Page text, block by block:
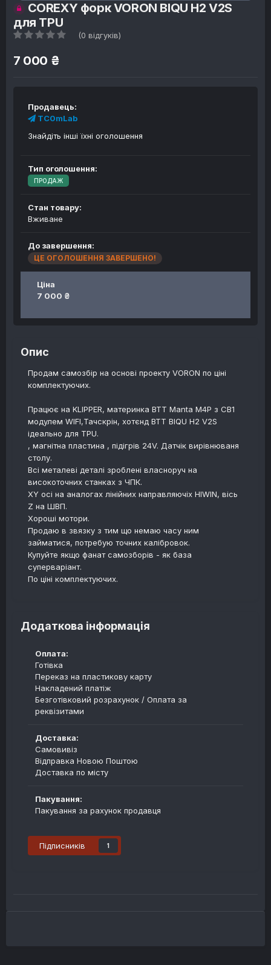
COREXY форк VORON BIQU H2 V2S
для TPU
(0 відгуків)
7 000 ₴
Продавець:
TC0mLab
Знайдіть інші їхні оголошення
Тип оголошення:
ПРОДАЖ
Стан товару:
Вживане
До завершення:
ЦЕ ОГОЛОШЕННЯ ЗАВЕРШЕНО!
Ціна
7 000 ₴
Опис
Продам самозбір на основі проекту VORON по ціні
комплектуючих.
Працює на KLIPPER, материнка BTT Manta M4P з CB1
модулем WIFI,Тачскрін, хотєнд BTT BIQU H2 V2S
ідеально для TPU.
, магнітна пластина , підігрів 24V. Датчік вирівнюваня
столу.
Всі металеві деталі зроблені власноруч на
високоточних станках з ЧПК.
XY осі на аналогах лінійних направляючіх HIWIN, вісь
Z на ШВП.
Хороші мотори.
Продаю в звязку з тим що немаю часу ним
займатися, потребую точних калібровок.
Купуйте якщо фанат самозборів - як база
суперваріант.
По ціні комплектуючих.
Додаткова інформація
Оплата:
Готівка
Переказ на пластикову карту
Накладений платіж
Безготівковий розрахунок / Оплата за
реквізитами
Доставка:
Самовивіз
Відправка Новою Поштою
Доставка по місту
Пакування:
Пакування за рахунок продавця
Підписників 1